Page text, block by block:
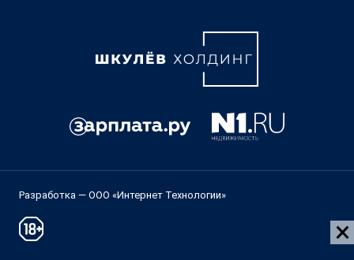
Разработка — ООО «Интернет Технологии»